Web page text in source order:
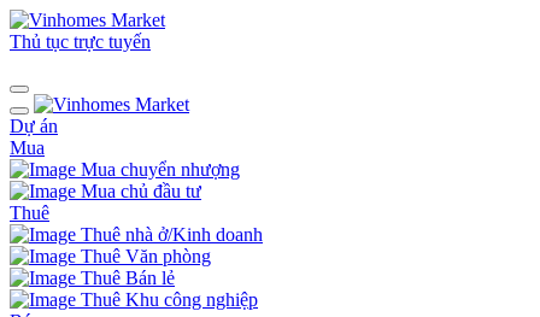
Thủ tục trực tuyến
Dự án
Mua
Mua chuyển nhượng
Mua chủ đầu tư
Thuê
Thuê nhà ở/Kinh doanh
Thuê Văn phòng
Thuê Bán lẻ
Thuê Khu công nghiệp